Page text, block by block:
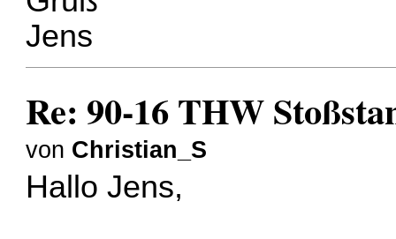
Jens
Re: 90-16 THW
von Christian_S
Hallo Jens,